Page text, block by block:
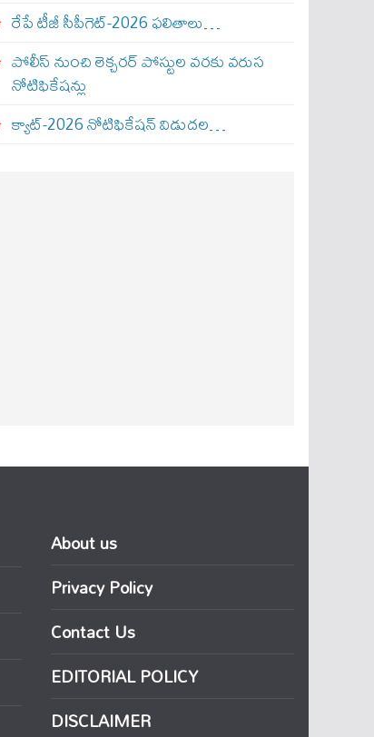
రేపే టీజీ సీపీగెట్‌-2026 ఫలితాలు…
పోలీస్ నుంచి లెక్చరర్ పోస్టుల వరకు వరుస
నోటిఫికేషన్లు
క్యాట్-2026 నోటిఫికేషన్ విడుదల…
About us
Privacy Policy
Contact Us
EDITORIAL POLICY
DISCLAIMER